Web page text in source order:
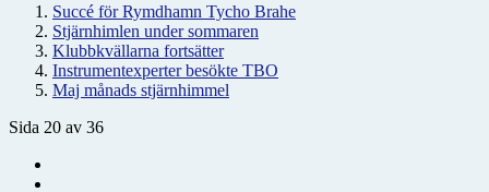
Succé för Rymdhamn Tycho Brahe
Stjärnhimlen under sommaren
Klubbkvällarna fortsätter
Instrumentexperter besökte TBO
Maj månads stjärnhimmel
Sida 20 av 36